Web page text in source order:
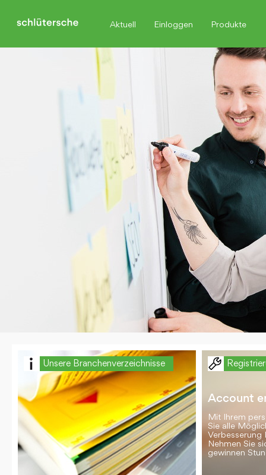
Aktuell Einloggen Produkte
Unsere Branchenverzeichnisse
Account
Mit Ihrem
Sie alle
Verbesserung
Nehmen Sie
gewinnen